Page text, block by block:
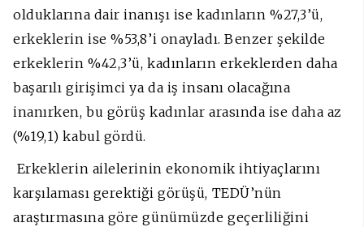
olduklarına dair inanışı ise kadınların %27,3’ü,
erkeklerin ise %53,8’i onayladı. Benzer şekilde
erkeklerin %42,3’ü, kadınların erkeklerden daha
başarılı girişimci ya da iş insanı olacağına
inanırken, bu görüş kadınlar arasında ise daha az
(%19,1) kabul gördü.
Erkeklerin ailelerinin ekonomik ihtiyaçlarını
karşılaması gerektiği görüşü, TEDÜ’nün
araştırmasına göre günümüzde geçerliliğini